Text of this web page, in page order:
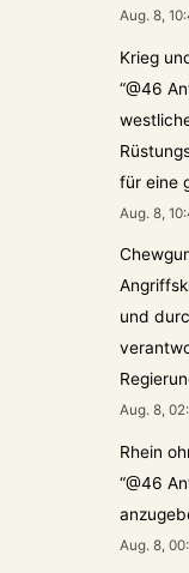
Aug. 8,
Krieg
“@46
für eine
Aug. 8,
und
Aug. 8,
Rhein
“@46
Aug. 8,